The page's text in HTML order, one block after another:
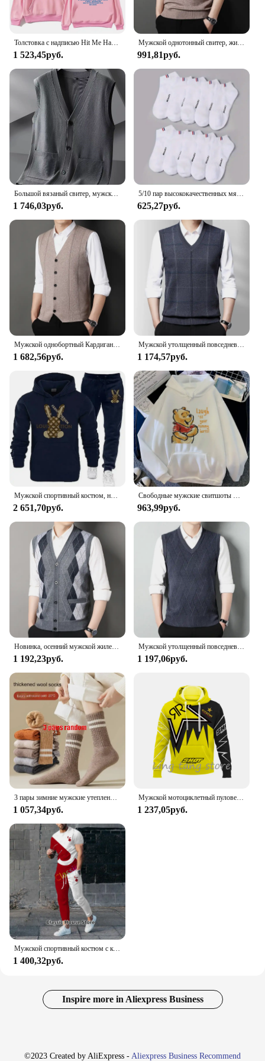
Толстовка с надписью Hit Me Hard and Soft Billie для мужчин, пуловер в стиле Харадзюку, свитшот, поклонный подарок, одежда унисекс, женские топы высокого качества
1 523,45руб.
Мужской однотонный свитер, жилет, повседневный модный теплый топ
991,81руб.
Большой вязаный свитер, мужской новый кардиган, осенне-зимний большой свободный толстый свитер.
1 746,03руб.
5/10 пар высококачественных мягких и удобных мужских спортивных носков, летние впитывающие пот дышащие и повседневные носки
625,27руб.
Мужской однобортный Кардиган, повседневный вязаный свитер, жилет большого размера, 2024
1 682,56руб.
Мужской утолщенный повседневный свитер, майка, осенне-зимний теплый мужской жилет
1 174,57руб.
Мужской спортивный костюм, новые теплые комплекты с капюшоном, высококачественный мужской пуловер с капюшоном + спортивные штаны, дизайнерская толстовка в стиле хип-хоп, одежда для бега
2 651,70руб.
Свободные мужские свитшоты Disney с карманами, мультяшный медведь, Винни-Пух, одежда с принтом, мужские худи, популярный пуловер на осень и зиму
963,99руб.
Новинка, осенний мужской жилет, свитер без рукавов, флисовый кардиган, теплый вязаный клетчатый деловой повседневный жакет на пуговицах, мужская одежда
1 192,23руб.
Мужской утолщенный повседневный свитер, майка, осенне-зимняя теплая мужская майка с v-образным вырезом
1 197,06руб.
3 пары зимние мужские утепленные теплые полосатые носки из мериносовой шерсти Модные мужские зимние носки модные повседневные спортивные махровые Длинные
1 057,34руб.
Мужской мотоциклетный пуловер с 3D принтом для любителей внедорожных видов спорта, осень/зима 2023, повседневная толстовка с капюшоном для улицы, хип-хопа, гонок, раллий
1 237,05руб.
Мужской спортивный костюм с коротким рукавом, принтом 3D и футболкой
1 400,32руб.
Inspire more in Aliexpress Business
©2023 Created by AliExpress - Aliexpress Business Recommend